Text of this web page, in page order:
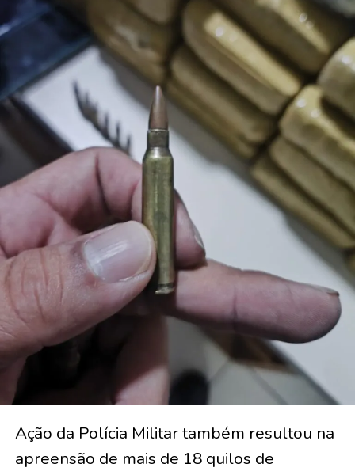
Ação da Polícia Militar também resultou na
apreensão de mais de 18 quilos de